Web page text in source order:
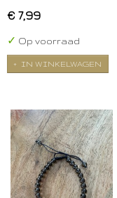
€ 7,99
✓ Op voorraad
IN WINKELWAGEN